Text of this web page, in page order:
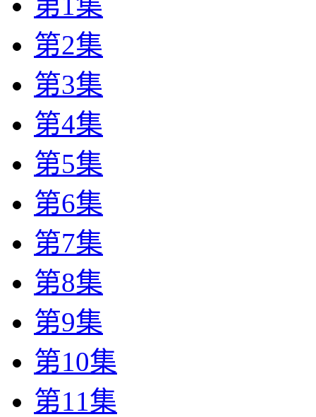
第2集
第3集
第4集
第5集
第6集
第7集
第8集
第9集
第10集
第11集